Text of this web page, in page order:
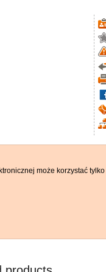
może korzystać